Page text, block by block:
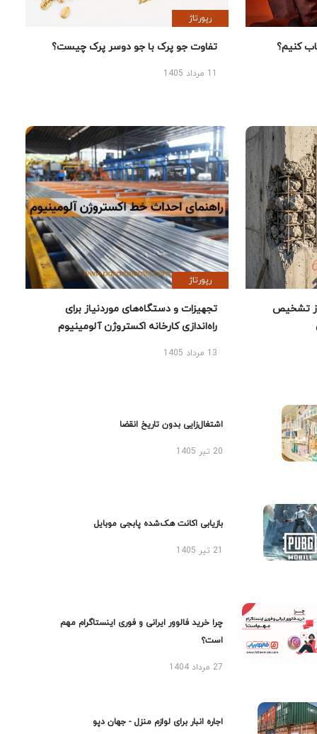
کنیم؟
رپورتاژ
تفاوت جو پرک با جو دوسر پرک چیست؟
تشخیص
رپورتاژ
تجهیزات و دستگاه‌های موردنیاز برای
راه‌اندازی کارخانه اکستروژن آلومینیوم
13 مرداد 1405
اشتغال‌زایی بدون تاریخ انقضا
20 تیر 1405
بازیابی اکانت هک‌شده پابجی موبایل
چرا خرید فالوور ایرانی و فوری اینستاگرام مهم
است؟
27 مرداد 1404
اجاره انبار برای لوازم منزل - جهان دپو